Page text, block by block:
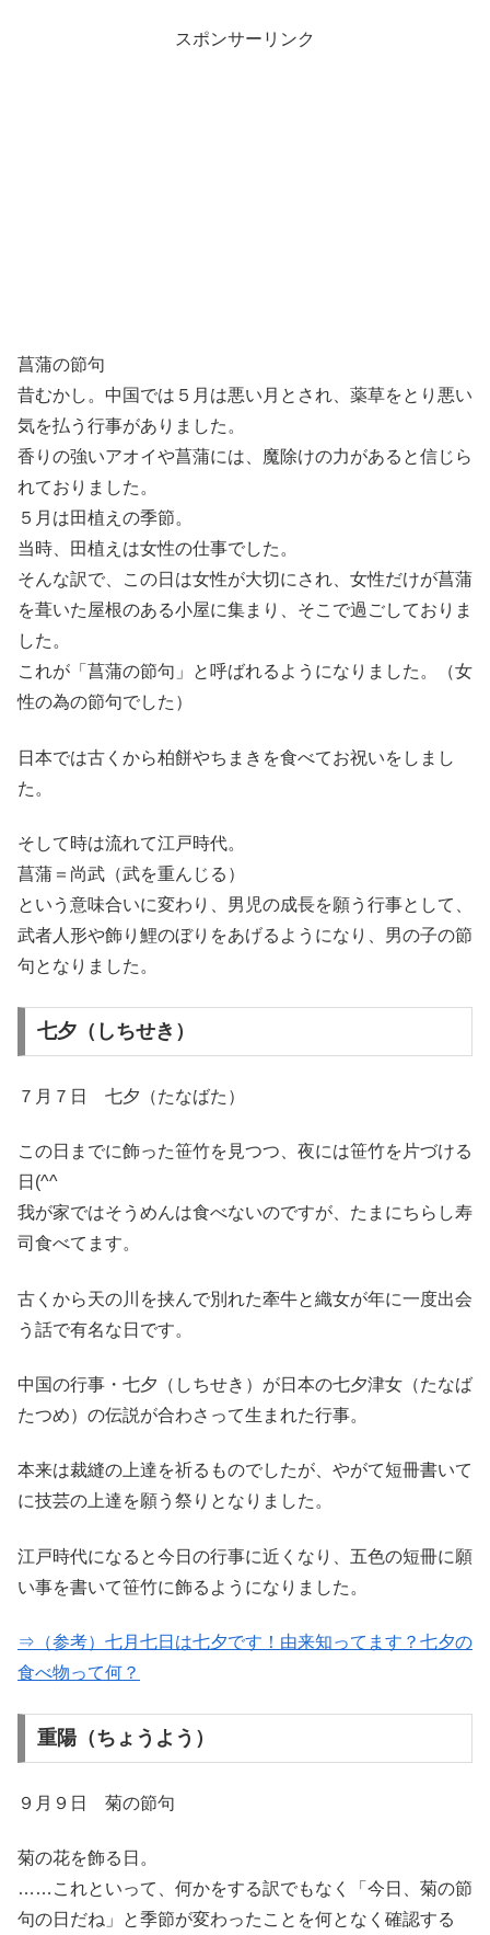
スポンサーリンク
菖蒲の節句
昔むかし。中国では５月は悪い月とされ、薬草をとり悪い
気を払う行事がありました。
香りの強いアオイや菖蒲には、魔除けの力があると信じら
れておりました。
５月は田植えの季節。
当時、田植えは女性の仕事でした。
そんな訳で、この日は女性が大切にされ、女性だけが菖蒲
を葺いた屋根のある小屋に集まり、そこで過ごしておりま
した。
これが「菖蒲の節句」と呼ばれるようになりました。（女
性の為の節句でした）
日本では古くから柏餅やちまきを食べてお祝いをしまし
た。
そして時は流れて江戸時代。
菖蒲＝尚武（武を重んじる）
という意味合いに変わり、男児の成長を願う行事として、
武者人形や飾り鯉のぼりをあげるようになり、男の子の節
句となりました。
七夕（しちせき）
７月７日 七夕（たなばた）
この日までに飾った笹竹を見つつ、夜には笹竹を片づける
日(^^ゞ
我が家ではそうめんは食べないのですが、たまにちらし寿
司食べてます。
古くから天の川を挟んで別れた牽牛と織女が年に一度出会
う話で有名な日です。
中国の行事・七夕（しちせき）が日本の七夕津女（たなば
たつめ）の伝説が合わさって生まれた行事。
本来は裁縫の上達を祈るものでしたが、やがて短冊書いて
に技芸の上達を願う祭りとなりました。
江戸時代になると今日の行事に近くなり、五色の短冊に願
い事を書いて笹竹に飾るようになりました。
⇒（参考）七月七日は七夕です！由来知ってます？七夕の
食べ物って何？
重陽（ちょうよう）
９月９日 菊の節句
菊の花を飾る日。
……これといって、何かをする訳でもなく「今日、菊の節
句の日だね」と季節が変わったことを何となく確認する